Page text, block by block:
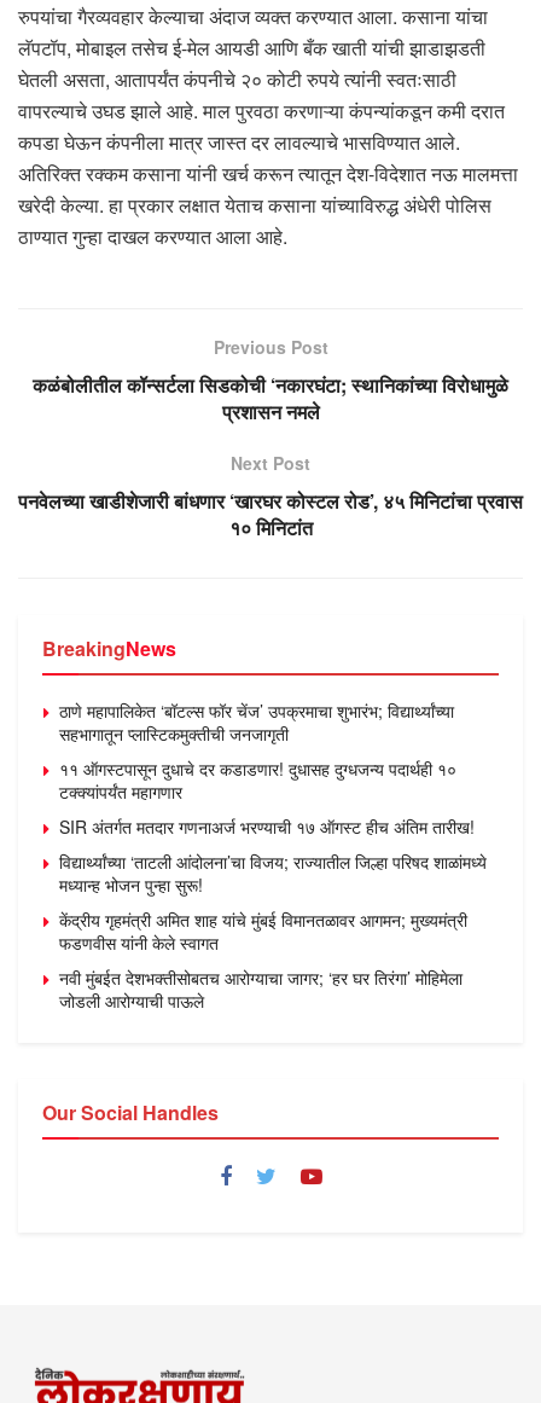
रुपयांचा गैरव्यवहार केल्याचा अंदाज व्यक्त करण्यात आला. कसाना यांचा
लॅपटॉप, मोबाइल तसेच ई-मेल आयडी आणि बँक खाती यांची झाडाझडती
घेतली असता, आतापर्यंत कंपनीचे २० कोटी रुपये त्यांनी स्वतःसाठी
वापरल्याचे उघड झाले आहे. माल पुरवठा करणाऱ्या कंपन्यांकडून कमी दरात
कपडा घेऊन कंपनीला मात्र जास्त दर लावल्याचे भासविण्यात आले.
अतिरिक्त रक्कम कसाना यांनी खर्च करून त्यातून देश-विदेशात नऊ मालमत्ता
खरेदी केल्या. हा प्रकार लक्षात येताच कसाना यांच्याविरुद्ध अंधेरी पोलिस
ठाण्यात गुन्हा दाखल करण्यात आला आहे.
Previous Post
कळंबोलीतील कॉन्सर्टला सिडकोची ‘नकारघंटा; स्थानिकांच्या विरोधामुळे
प्रशासन नमले
Next Post
पनवेलच्या खाडीशेजारी बांधणार ‘खारघर कोस्टल रोड’, ४५ मिनिटांचा प्रवास
१० मिनिटांत
BreakingNews
ठाणे महापालिकेत ‘बॉटल्स फॉर चेंज’ उपक्रमाचा शुभारंभ; विद्यार्थ्यांच्या
सहभागातून प्लास्टिकमुक्तीची जनजागृती
११ ऑगस्टपासून दुधाचे दर कडाडणार! दुधासह दुग्धजन्य पदार्थही १०
टक्क्यांपर्यंत महागणार
SIR अंतर्गत मतदार गणनाअर्ज भरण्याची १७ ऑगस्ट हीच अंतिम तारीख!
विद्यार्थ्यांच्या ‘ताटली आंदोलना’चा विजय; राज्यातील जिल्हा परिषद शाळांमध्ये
मध्यान्ह भोजन पुन्हा सुरू!
केंद्रीय गृहमंत्री अमित शाह यांचे मुंबई विमानतळावर आगमन; मुख्यमंत्री
फडणवीस यांनी केले स्वागत
नवी मुंबईत देशभक्तीसोबतच आरोग्याचा जागर; ‘हर घर तिरंगा’ मोहिमेला
जोडली आरोग्याची पाऊले
Our Social Handles